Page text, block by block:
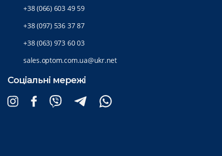
+38 (066) 603 49 59
+38 (097) 536 37 87
+38 (063) 973 60 03
sales.optom.com.ua@ukr.net
Соціальні мережі